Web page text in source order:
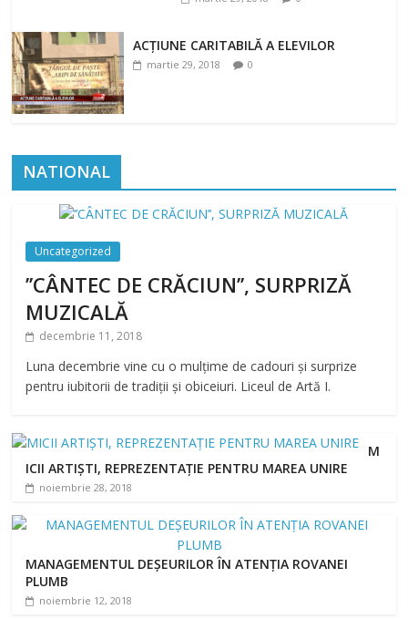
ACȚIUNE CARITABILĂ A ELEVILOR
martie 29, 2018 0
NATIONAL
Uncategorized
’’CÂNTEC DE CRĂCIUN’’, SURPRIZĂ
MUZICALĂ
decembrie 11, 2018
Luna decembrie vine cu o mulțime de cadouri și surprize
pentru iubitorii de tradiții și obiceiuri. Liceul de Artă I.
M
ICII ARTIȘTI, REPREZENTAȚIE PENTRU MAREA UNIRE
noiembrie 28, 2018
MANAGEMENTUL DEȘEURILOR ÎN ATENȚIA ROVANEI
PLUMB
noiembrie 12, 2018